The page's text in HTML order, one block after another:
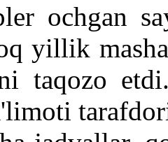
ochgan
yillik
taqozo